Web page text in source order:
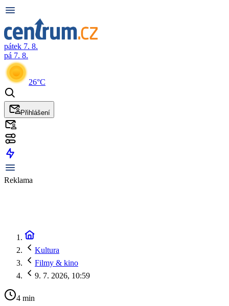
pátek 7. 8.
pá 7. 8.
26°C
Přihlášení
Reklama
Kultura
Filmy & kino
9. 7. 2026, 10:59
4 min